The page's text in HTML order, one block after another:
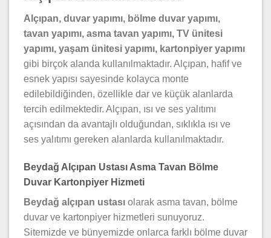
Alçıpan, duvar yapımı, bölme duvar yapımı,
tavan yapımı, asma tavan yapımı, TV ünitesi
yapımı, yaşam ünitesi yapımı, kartonpiyer yapımı
gibi birçok alanda kullanılmaktadır. Alçıpan, hafif ve
esnek yapısı sayesinde kolayca monte
edilebildiğinden, özellikle dar ve küçük alanlarda
tercih edilmektedir. Alçıpan, ısı ve ses yalıtımı
açısından da avantajlı olduğundan, sıklıkla ısı ve
ses yalıtımı gereken alanlarda kullanılmaktadır.
Beydağ Alçıpan Ustası Asma Tavan Bölme
Duvar Kartonpiyer Hizmeti
Beydağ alçıpan ustası olarak asma tavan, bölme
duvar ve kartonpiyer hizmetleri sunuyoruz.
Sitemizde ve bünyemizde onlarca farklı bölme duvar